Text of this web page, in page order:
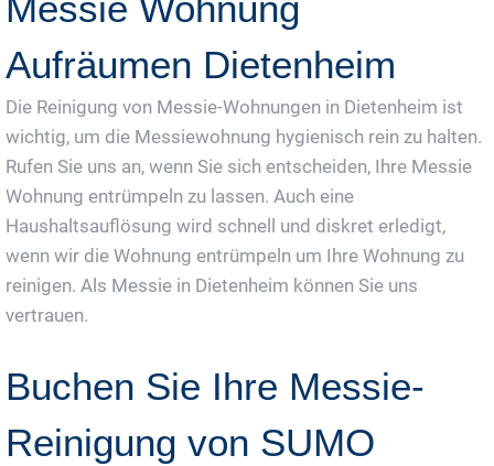
Messie Wohnung
Aufräumen Dietenheim
Die Reinigung von Messie-Wohnungen in Dietenheim ist
wichtig, um die Messiewohnung hygienisch rein zu halten.
Rufen Sie uns an, wenn Sie sich entscheiden, Ihre Messie
Wohnung entrümpeln zu lassen. Auch eine
Haushaltsauflösung wird schnell und diskret erledigt,
wenn wir die Wohnung entrümpeln um Ihre Wohnung zu
reinigen. Als Messie in Dietenheim können Sie uns
vertrauen.
Buchen Sie Ihre Messie-
Reinigung von SUMO